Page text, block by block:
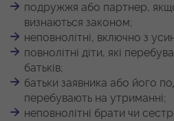
подружжя або партнер,
визнаються законом;
неповнолітні, включно з
повнолітні діти, які
батьків;
батьки заявника або його
перебувають на утриманні;
неповнолітні брати чи